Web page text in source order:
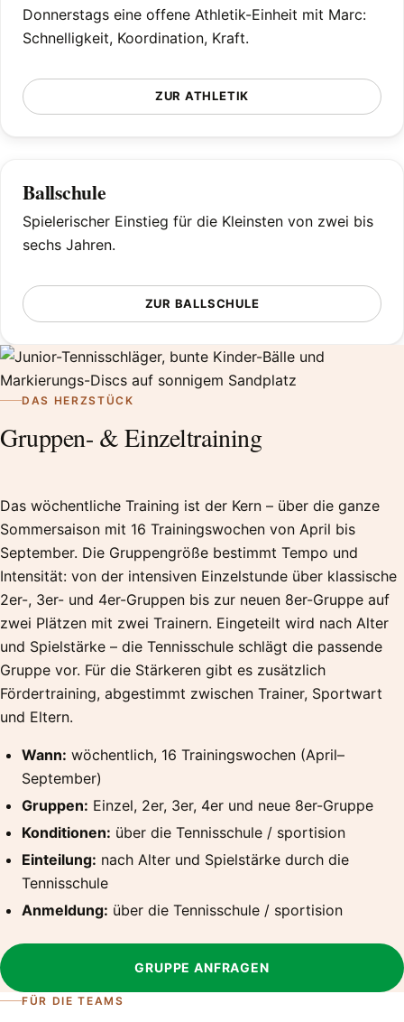
Donnerstags eine offene Athletik-Einheit mit Marc:
Schnelligkeit, Koordination, Kraft.
ZUR ATHLETIK
Ballschule
Spielerischer Einstieg für die Kleinsten von zwei bis
sechs Jahren.
ZUR BALLSCHULE
DAS HERZSTÜCK
Gruppen- & Einzeltraining
Das wöchentliche Training ist der Kern – über die ganze
Sommersaison mit 16 Trainingswochen von April bis
September. Die Gruppengröße bestimmt Tempo und
Intensität: von der intensiven Einzelstunde über klassische
2er-, 3er- und 4er-Gruppen bis zur neuen 8er-Gruppe auf
zwei Plätzen mit zwei Trainern. Eingeteilt wird nach Alter
und Spielstärke – die Tennisschule schlägt die passende
Gruppe vor. Für die Stärkeren gibt es zusätzlich
Fördertraining, abgestimmt zwischen Trainer, Sportwart
und Eltern.
Wann: wöchentlich, 16 Trainingswochen (April–
September)
Gruppen: Einzel, 2er, 3er, 4er und neue 8er-Gruppe
Konditionen: über die Tennisschule / sportision
Einteilung: nach Alter und Spielstärke durch die
Tennisschule
Anmeldung: über die Tennisschule / sportision
GRUPPE ANFRAGEN
FÜR DIE TEAMS